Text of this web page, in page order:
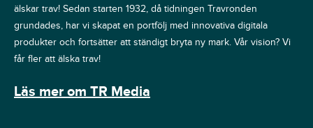
älskar trav! Sedan starten 1932, då tidningen Travronden
grundades, har vi skapat en portfölj med innovativa digitala
produkter och fortsätter att ständigt bryta ny mark. Vår vision? Vi
får fler att älska trav!
Läs mer om TR Media